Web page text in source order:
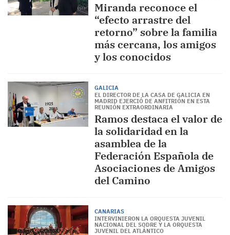
Miranda reconoce el
“efecto arrastre del
retorno” sobre la familia
más cercana, los amigos
y los conocidos
GALICIA
EL DIRECTOR DE LA CASA DE GALICIA EN
MADRID EJERCIÓ DE ANFITRIÓN EN ESTA
REUNIÓN EXTRAORDINARIA
Ramos destaca el valor de
la solidaridad en la
asamblea de la
Federación Española de
Asociaciones de Amigos
del Camino
CANARIAS
INTERVINIERON LA ORQUESTA JUVENIL
NACIONAL DEL SODRE Y LA ORQUESTA
JUVENIL DEL ATLÁNTICO